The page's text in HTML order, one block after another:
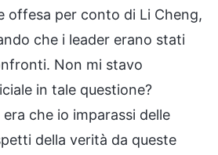
offesa per conto di Li Cheng,
che i leader erano stati
Non mi stavo
in tale questione?
era che io imparassi delle
della verità da queste